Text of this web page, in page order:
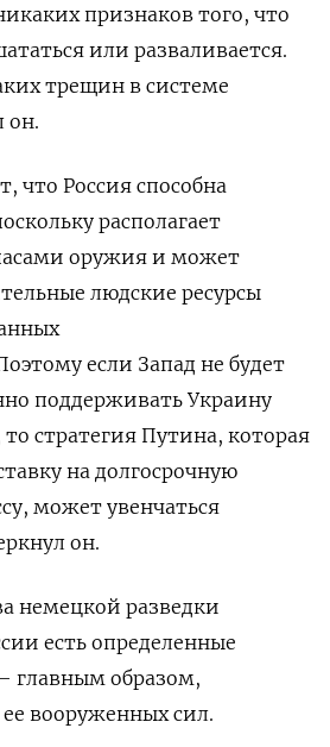
признаков того, что
или разваливается.
трещин в системе
он.
что Россия способна
располагает
оружия и может
людские ресурсы
если Запад не будет
поддерживать Украину
стратегия Путина, которая
на долгосрочную
может увенчаться
он.
немецкой разведки
есть определенные
главным образом,
вооруженных сил.